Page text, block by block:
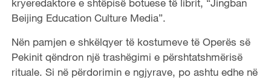
kryeredaktore e shtëpisë botuese të librit, “Jingban
Beijing Education Culture Media”.
Nën pamjen e shkëlqyer të kostumeve të Operës së
Pekinit qëndron një trashëgimi e përshtatshmërisë
rituale. Si në përdorimin e ngjyrave, po ashtu edhe në